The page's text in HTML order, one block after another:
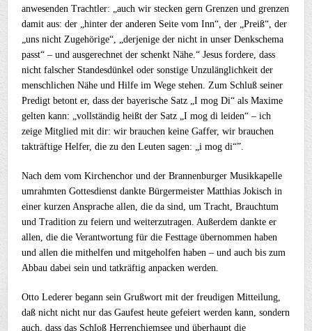
anwesenden Trachtler: „auch wir stecken gern Grenzen und grenzen
damit aus: der „hinter der anderen Seite vom Inn“, der „Preiß“, der
„uns nicht Zugehörige“, „derjenige der nicht in unser Denkschema
passt“ – und ausgerechnet der schenkt Nähe.“ Jesus fordere, dass
nicht falscher Standesdünkel oder sonstige Unzulänglichkeit der
menschlichen Nähe und Hilfe im Wege stehen. Zum Schluß seiner
Predigt betont er, dass der bayerische Satz „I mog Di“ als Maxime
gelten kann: „vollständig heißt der Satz „I mog di leiden“ – ich
zeige Mitglied mit dir: wir brauchen keine Gaffer, wir brauchen
takträftige Helfer, die zu den Leuten sagen: „i mog di“”.
Nach dem vom Kirchenchor und der Brannenburger Musikkapelle
umrahmten Gottesdienst dankte Bürgermeister Matthias Jokisch in
einer kurzen Ansprache allen, die da sind, um Tracht, Brauchtum
und Tradition zu feiern und weiterzutragen. Außerdem dankte er
allen, die die Verantwortung für die Festtage übernommen haben
und allen die mithelfen und mitgeholfen haben – und auch bis zum
Abbau dabei sein und tatkräftig anpacken werden.
Otto Lederer begann sein Grußwort mit der freudigen Mitteilung,
daß nicht nicht nur das Gaufest heute gefeiert werden kann, sondern
auch, dass das Schloß Herrenchiemsee und überhaupt die